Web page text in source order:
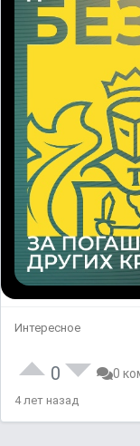
Интересное
0 0
4 лет назад